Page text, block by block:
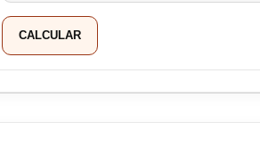
CALCULAR